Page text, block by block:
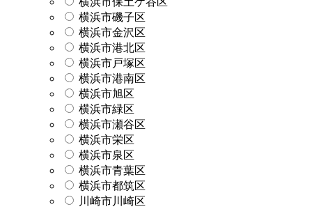
横浜市磯子区
横浜市金沢区
横浜市港北区
横浜市戸塚区
横浜市港南区
横浜市旭区
横浜市緑区
横浜市瀬谷区
横浜市栄区
横浜市泉区
横浜市青葉区
横浜市都筑区
川崎市川崎区